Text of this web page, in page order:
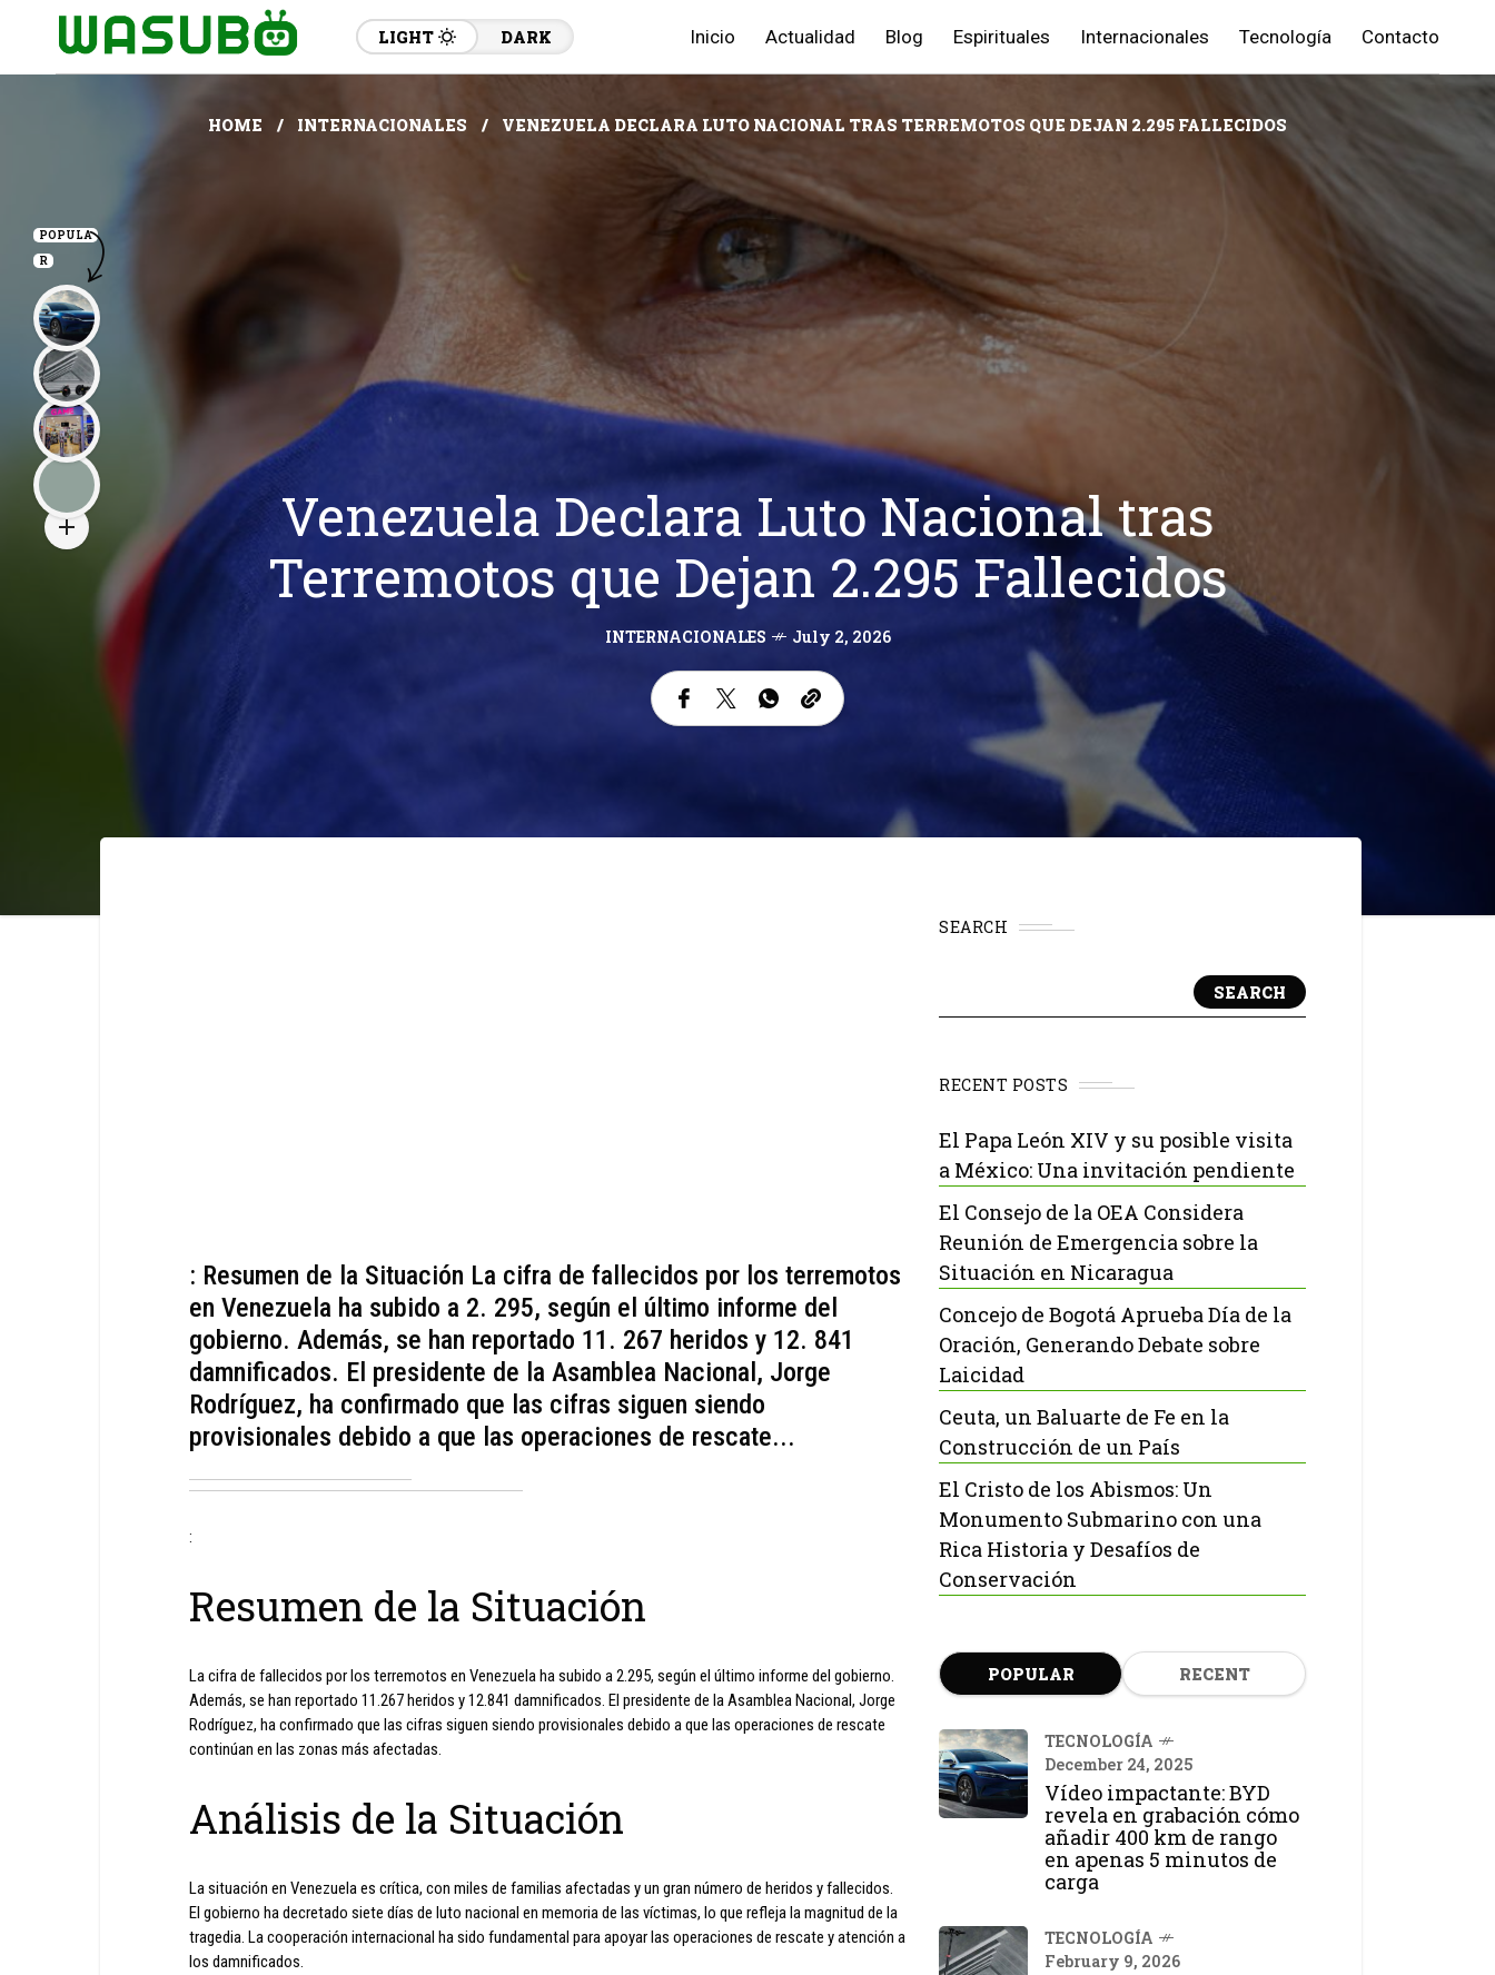
LIGHT DARK Inicio Actualidad Blog Espirituales Internacionales Tecnología Contacto
HOME INTERNACIONALES VENEZUELA DECLARA LUTO NACIONAL TRAS TERREMOTOS QUE DEJAN 2.295 FALLECIDOS
Venezuela Declara Luto Nacional tras
Terremotos que Dejan 2.295 Fallecidos
INTERNACIONALES July 2, 2026
: Resumen de la Situación La cifra de fallecidos por los terremotos
en Venezuela ha subido a 2. 295, según el último informe del
gobierno. Además, se han reportado 11. 267 heridos y 12. 841
damnificados. El presidente de la Asamblea Nacional, Jorge
Rodríguez, ha confirmado que las cifras siguen siendo
provisionales debido a que las operaciones de rescate...
:
Resumen de la Situación
La cifra de fallecidos por los terremotos en Venezuela ha subido a 2.295, según el último informe del gobierno.
Además, se han reportado 11.267 heridos y 12.841 damnificados. El presidente de la Asamblea Nacional, Jorge
Rodríguez, ha confirmado que las cifras siguen siendo provisionales debido a que las operaciones de rescate
continúan en las zonas más afectadas.
Análisis de la Situación
La situación en Venezuela es crítica, con miles de familias afectadas y un gran número de heridos y fallecidos.
El gobierno ha decretado siete días de luto nacional en memoria de las víctimas, lo que refleja la magnitud de la
tragedia. La cooperación internacional ha sido fundamental para apoyar las operaciones de rescate y atención a
los damnificados.
SEARCH
SEARCH
RECENT POSTS
El Papa León XIV y su posible visita
a México: Una invitación pendiente
El Consejo de la OEA Considera
Reunión de Emergencia sobre la
Situación en Nicaragua
Concejo de Bogotá Aprueba Día de la
Oración, Generando Debate sobre
Laicidad
Ceuta, un Baluarte de Fe en la
Construcción de un País
El Cristo de los Abismos: Un
Monumento Submarino con una
Rica Historia y Desafíos de
Conservación
POPULAR RECENT
TECNOLOGÍA
December 24, 2025
Vídeo impactante: BYD
revela en grabación cómo
añadir 400 km de rango
en apenas 5 minutos de
carga
TECNOLOGÍA
February 9, 2026
POPULA
R